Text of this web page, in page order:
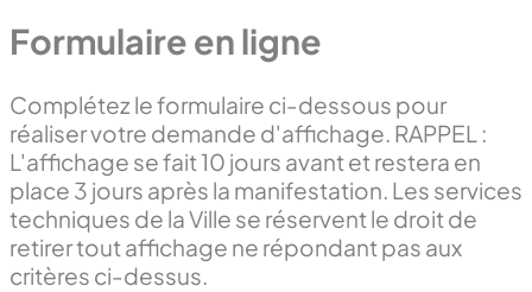
Formulaire en ligne
Complétez le formulaire ci-dessous pour
réaliser votre demande d'affichage. RAPPEL :
L'affichage se fait 10 jours avant et restera en
place 3 jours après la manifestation. Les services
techniques de la Ville se réservent le droit de
retirer tout affichage ne répondant pas aux
critères ci-dessus.